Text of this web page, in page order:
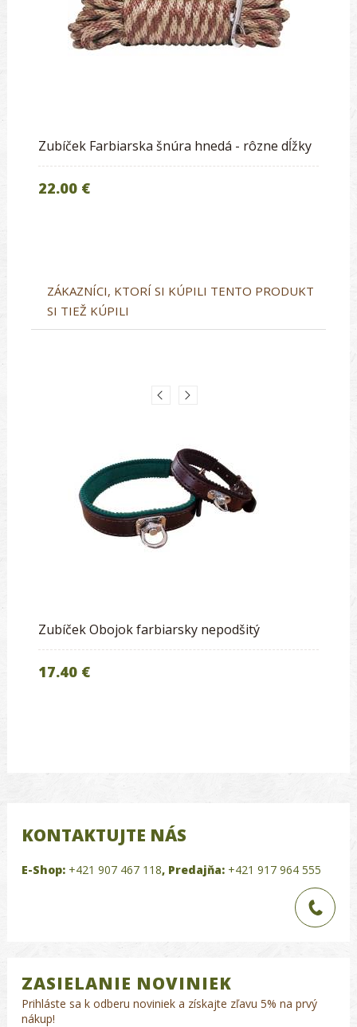
Zubíček Farbiarska šnúra hnedá - rôzne dĺžky
22.00 €
ZÁKAZNÍCI, KTORÍ SI KÚPILI TENTO PRODUKT
SI TIEŽ KÚPILI
Zubíček Obojok farbiarsky nepodšitý
17.40 €
KONTAKTUJTE NÁS
E-Shop: +421 907 467 118, Predajňa: +421 917 964 555
ZASIELANIE NOVINIEK
Prihláste sa k odberu noviniek a získajte zľavu 5% na prvý
nákup!